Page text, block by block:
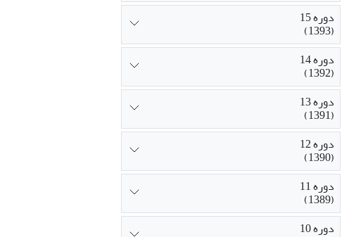
دوره 15
(1393)
دوره 14
(1392)
دوره 13
(1391)
دوره 12
(1390)
دوره 11
(1389)
دوره 10